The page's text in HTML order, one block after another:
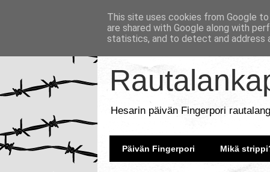
Hesarin päivän Fingerpori
Päivän Fingerpori Mikä
This site uses cookies from Google
are shared with Google along with
statistics, and to detect and address